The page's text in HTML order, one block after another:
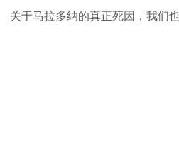
关于马拉多纳的真正死因，我们